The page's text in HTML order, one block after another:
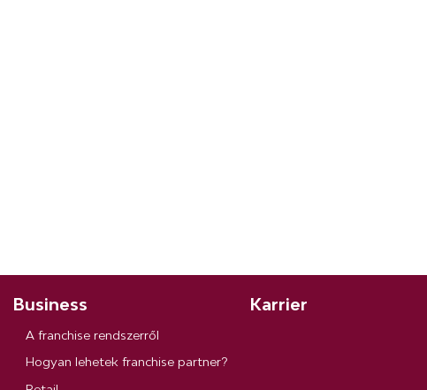
Business
A franchise rendszerről
Hogyan lehetek franchise partner?
Karrier